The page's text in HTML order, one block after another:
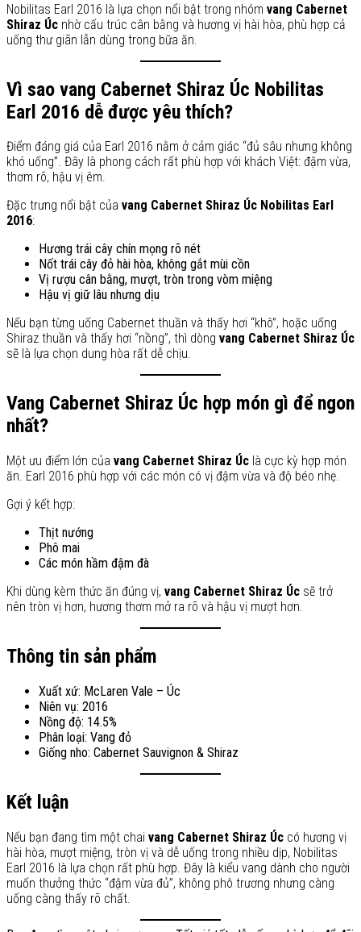
Nobilitas Earl 2016 là lựa chọn nổi bật trong nhóm vang Cabernet
Shiraz Úc nhờ cấu trúc cân bằng và hương vị hài hòa, phù hợp cả
uống thư giãn lẫn dùng trong bữa ăn.
Vì sao vang Cabernet Shiraz Úc Nobilitas
Earl 2016 dễ được yêu thích?
Điểm đáng giá của Earl 2016 nằm ở cảm giác “đủ sâu nhưng không
khó uống”. Đây là phong cách rất phù hợp với khách Việt: đậm vừa,
thơm rõ, hậu vị êm.
Đặc trưng nổi bật của vang Cabernet Shiraz Úc Nobilitas Earl
2016:
Hương trái cây chín mọng rõ nét
Nốt trái cây đỏ hài hòa, không gắt mùi cồn
Vị rượu cân bằng, mượt, tròn trong vòm miệng
Hậu vị giữ lâu nhưng dịu
Nếu bạn từng uống Cabernet thuần và thấy hơi “khô”, hoặc uống
Shiraz thuần và thấy hơi “nồng”, thì dòng vang Cabernet Shiraz Úc
sẽ là lựa chọn dung hòa rất dễ chịu.
Vang Cabernet Shiraz Úc hợp món gì để ngon
nhất?
Một ưu điểm lớn của vang Cabernet Shiraz Úc là cực kỳ hợp món
ăn. Earl 2016 phù hợp với các món có vị đậm vừa và độ béo nhẹ.
Gợi ý kết hợp:
Thịt nướng
Phô mai
Các món hầm đậm đà
Khi dùng kèm thức ăn đúng vị, vang Cabernet Shiraz Úc sẽ trở
nên tròn vị hơn, hương thơm mở ra rõ và hậu vị mượt hơn.
Thông tin sản phẩm
Xuất xứ: McLaren Vale – Úc
Niên vụ: 2016
Nồng độ: 14.5%
Phân loại: Vang đỏ
Giống nho: Cabernet Sauvignon & Shiraz
Kết luận
Nếu bạn đang tìm một chai vang Cabernet Shiraz Úc có hương vị
hài hòa, mượt miệng, tròn vị và dễ uống trong nhiều dịp, Nobilitas
Earl 2016 là lựa chọn rất phù hợp. Đây là kiểu vang dành cho người
muốn thưởng thức “đậm vừa đủ”, không phô trương nhưng càng
uống càng thấy rõ chất.